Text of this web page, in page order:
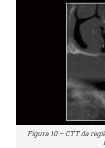
Figura 10 – CTT da